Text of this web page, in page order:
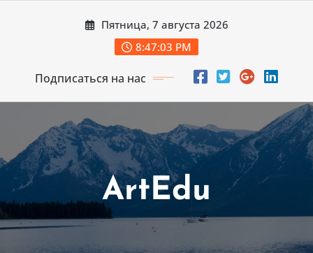
Пятница, 7 августа 2026
8:47:04 PM
Подписаться на нас
ArtEdu